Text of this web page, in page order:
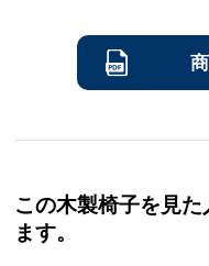
この木製椅子を見
ます。